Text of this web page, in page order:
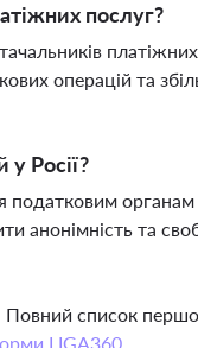
послуг?
операцій та
Росії?
органам
анонімність та
Повний список
LIGA360.